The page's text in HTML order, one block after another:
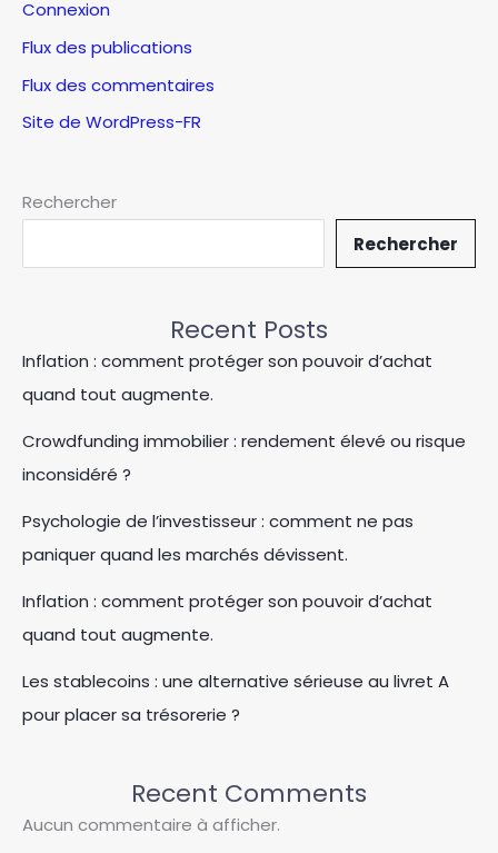
Connexion
Flux des publications
Flux des commentaires
Site de WordPress-FR
Rechercher
Rechercher
Recent Posts
Inflation : comment protéger son pouvoir d’achat
quand tout augmente.
Crowdfunding immobilier : rendement élevé ou risque
inconsidéré ?
Psychologie de l’investisseur : comment ne pas
paniquer quand les marchés dévissent.
Inflation : comment protéger son pouvoir d’achat
quand tout augmente.
Les stablecoins : une alternative sérieuse au livret A
pour placer sa trésorerie ?
Recent Comments
Aucun commentaire à afficher.